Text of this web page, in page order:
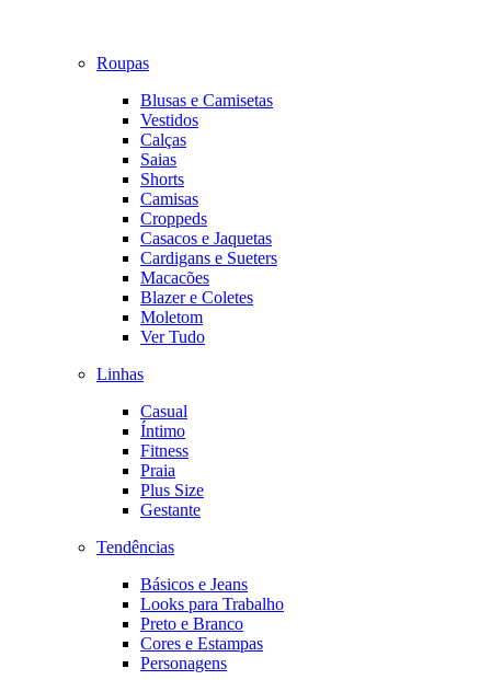
Roupas
Blusas e Camisetas
Vestidos
Calças
Saias
Shorts
Camisas
Croppeds
Casacos e Jaquetas
Cardigans e Sueters
Macacões
Blazer e Coletes
Moletom
Ver Tudo
Linhas
Casual
Íntimo
Fitness
Praia
Plus Size
Gestante
Tendências
Básicos e Jeans
Looks para Trabalho
Preto e Branco
Cores e Estampas
Personagens